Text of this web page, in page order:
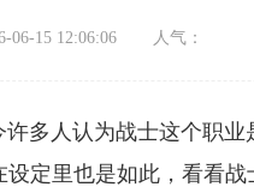
06-15 12:06:06 人气：
人认为战士这个职业
设定里也是如此，看看